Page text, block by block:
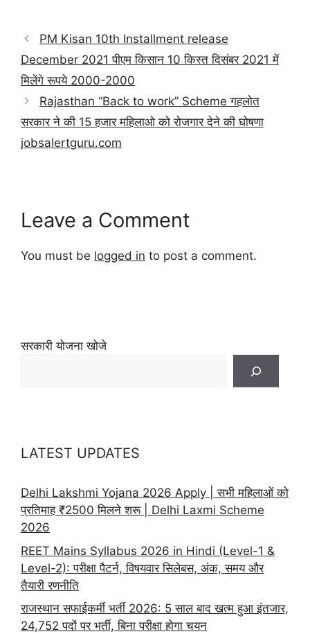
PM Kisan 10th Installment release
December 2021 पीएम किसान 10 किस्त दिसंबर 2021 में
मिलेंगे रूपये 2000-2000
Rajasthan “Back to work” Scheme गहलोत
सरकार ने की 15 हजार महिलाओ को रोजगार देने की घोषणा
jobsalertguru.com
Leave a Comment
You must be logged in to post a comment.
सरकारी योजना खोजे
LATEST UPDATES
Delhi Lakshmi Yojana 2026 Apply | सभी महिलाओं को
प्रतिमाह ₹2500 मिलने शरू | Delhi Laxmi Scheme
2026
REET Mains Syllabus 2026 in Hindi (Level-1 &
Level-2): परीक्षा पैटर्न, विषयवार सिलेबस, अंक, समय और
तैयारी रणनीति
राजस्थान सफाईकर्मी भर्ती 2026: 5 साल बाद खत्म हुआ इंतजार,
24,752 पदों पर भर्ती, बिना परीक्षा होगा चयन